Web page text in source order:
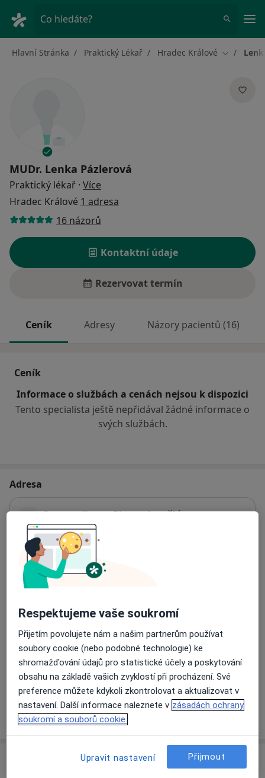
Co hledáte?
Hlavní Stránka Praktický Lékař Hradec Králové Změna
MUDr. Lenka Pázlerová
Praktický lékař · Více
Hradec Králové 1 adresa
16 názorů
Kontaktní údaje
Rezervovat termín
Ceník Adresy Názory pacientů (16)
Ceník
Informace o službách a cenách nejsou k dispozici
Tento specialista ještě nepřidával žádné informace o
svých službách.
Adresa
Sam. ordinace PL pro dospělé
Pražská 221, Hradec Králové
Přiblížit mapu
Co mám v takové situaci udělat?
Způsoby platby (soukromé návštěvy)
Na teto adrese lékař přijímá pacienty na pojišťovnu
Detaily
Více
Respektujeme vaše soukromí
Přijetím povolujete nám a našim partnerům používat
soubory cookie (nebo podobné technologie) ke
shromažďování údajů pro statistické účely a poskytování
obsahu na základě vašich zvyklostí při procházení. Své
preference můžete kdykoli zkontrolovat a aktualizovat v
nastavení. Další informace naleznete v zásadách ochrany
soukromí a souborů cookie.
Upravit nastavení Přijmout